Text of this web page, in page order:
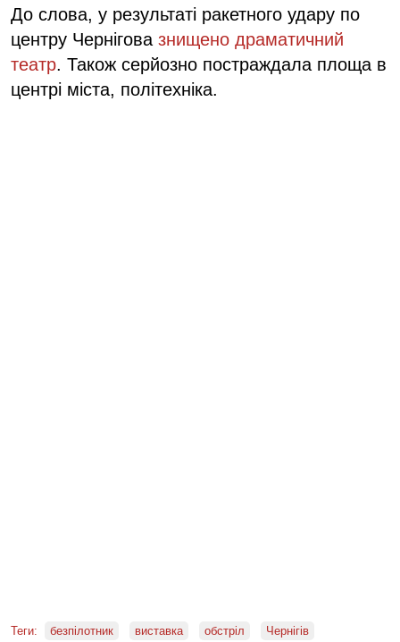
До слова, у результаті ракетного удару по
центру Чернігова знищено драматичний
театр. Також серйозно постраждала площа в
центрі міста, політехніка.
Теги: безпілотник виставка обстріл Чернігів